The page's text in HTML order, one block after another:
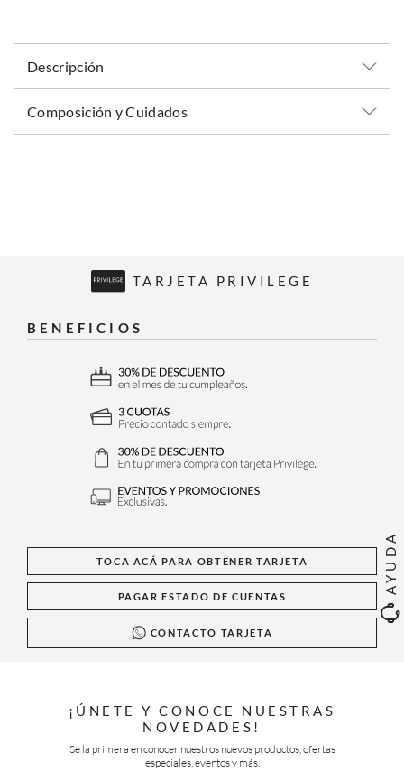
AYUDA
Descripción
Composición y Cuidados
TARJETA PRIVILEGE
BENEFICIOS
TOCA ACÁ PARA OBTENER TARJETA
PAGAR ESTADO DE CUENTAS
CONTACTO TARJETA
¡ÚNETE Y CONOCE NUESTRAS
NOVEDADES!
Sé la primera en conocer nuestros nuevos productos, ofertas
especiales, eventos y más.